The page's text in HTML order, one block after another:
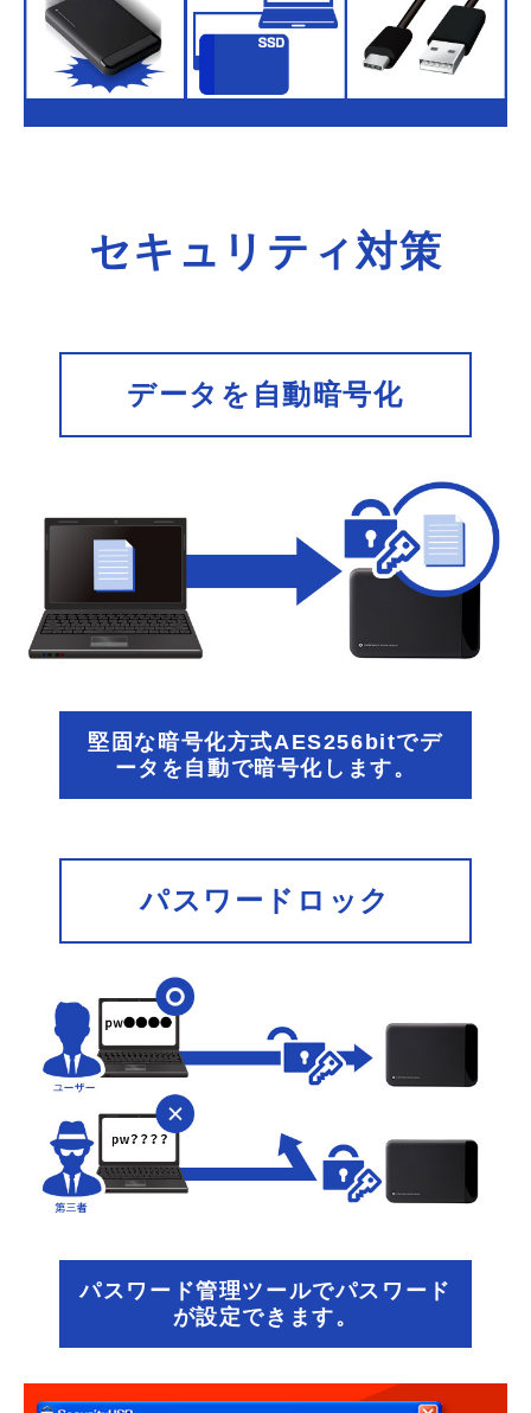
セキュリティ対策
データを自動暗号化
堅固な暗号化方式AES256bitでデ
ータを自動で暗号化します。
パスワードロック
パスワード管理ツールでパスワード
が設定できます。